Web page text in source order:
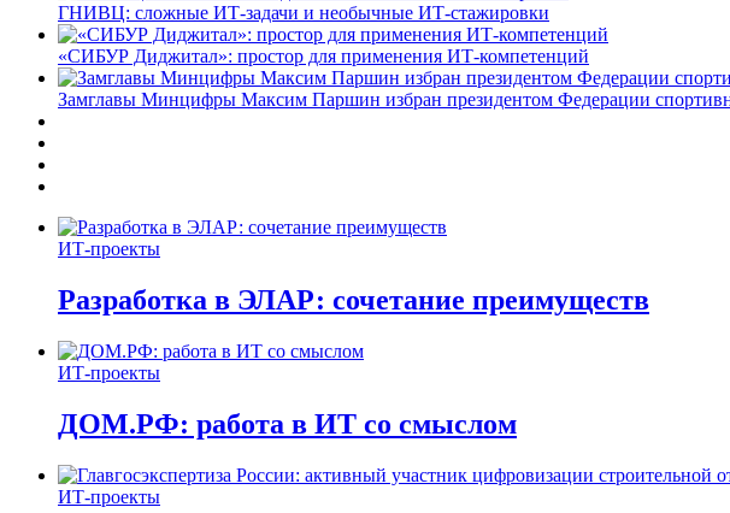
ГНИВЦ: сложные ИТ‑задачи и необычные ИТ‑стажировки
«СИБУР Диджитал»: простор для применения ИТ-компетенций
Замглавы Минцифры Максим Паршин избран президентом Федерации
ИТ-проекты
Разработка в ЭЛАР: сочетание преимуществ
ИТ-проекты
ДОМ.РФ: работа в ИТ со смыслом
ИТ-проекты